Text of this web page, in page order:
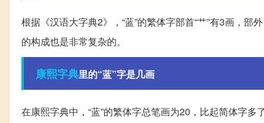
根据《汉语大字典2》，“蓝”的繁体字部首“艹”有3画，部
的构成也是非常复杂的。
康熙字典里的“蓝”字是几画
在康熙字典中，“蓝”的繁体字总笔画为20，比起简体字多